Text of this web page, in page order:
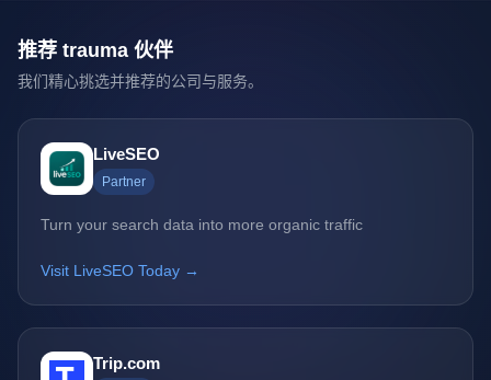
推荐 trauma 伙伴
我们精心挑选并推荐的公司与服务。
LiveSEO
Partner
Turn your search data into more organic traffic
Visit LiveSEO Today →
Trip.com